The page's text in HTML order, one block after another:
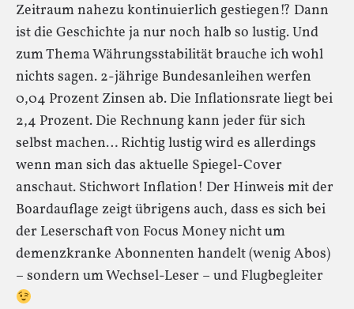
Zeitraum nahezu kontinuierlich gestiegen!? Dann
ist die Geschichte ja nur noch halb so lustig. Und
zum Thema Währungsstabilität brauche ich wohl
nichts sagen. 2-jährige Bundesanleihen werfen
0,04 Prozent Zinsen ab. Die Inflationsrate liegt bei
2,4 Prozent. Die Rechnung kann jeder für sich
selbst machen… Richtig lustig wird es allerdings
wenn man sich das aktuelle Spiegel-Cover
anschaut. Stichwort Inflation! Der Hinweis mit der
Boardauflage zeigt übrigens auch, dass es sich bei
der Leserschaft von Focus Money nicht um
demenzkranke Abonnenten handelt (wenig Abos)
– sondern um Wechsel-Leser – und Flugbegleiter